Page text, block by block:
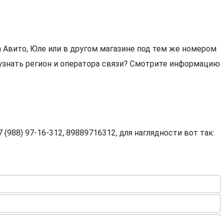
Авито, Юле или в другом магазине под тем же номером
регион и оператора связи? Смотрите информацию
97-16-312, 89889716312, для наглядности вот так: